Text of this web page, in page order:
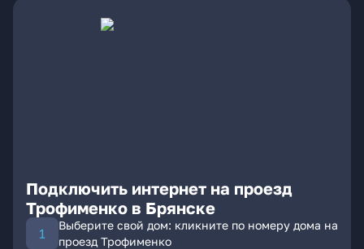
Подключить интернет на проезд
Трофименко в Брянске
Выберите свой дом: кликните по номеру дома на
проезд Трофименко